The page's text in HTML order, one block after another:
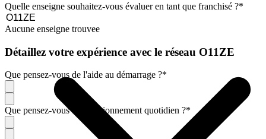
Quelle enseigne souhaitez-vous évaluer en tant que franchisé ?*
Aucune enseigne trouvee
Détaillez votre expérience avec le réseau O11ZE
Que pensez-vous de l'aide au démarrage ?*
Que pensez-vous du fonctionnement quotidien ?*